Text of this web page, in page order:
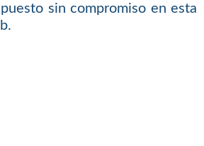
sin compromiso en esta